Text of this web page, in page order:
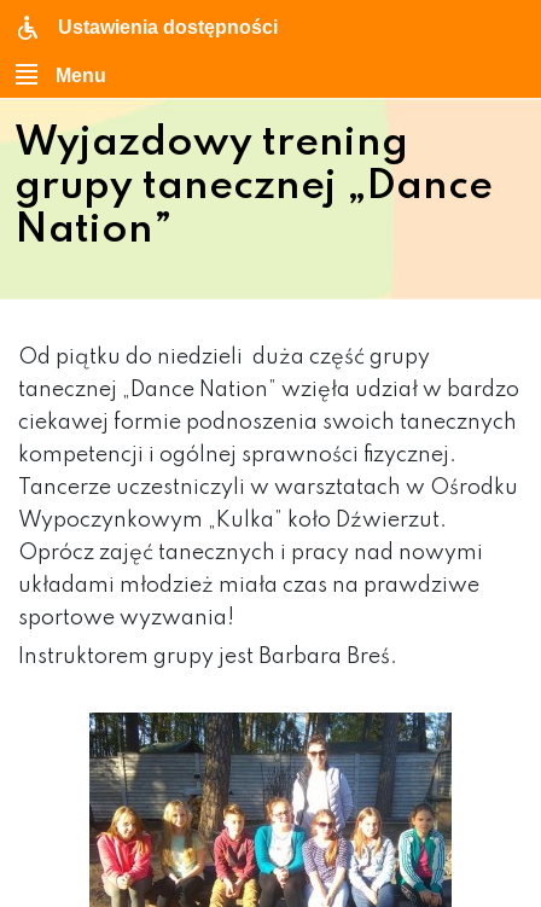
Ustawienia dostępności
Menu
Wyjazdowy trening
grupy tanecznej „Dance
Nation”
Od piątku do niedzieli duża część grupy
tanecznej „Dance Nation” wzięła udział w bardzo
ciekawej formie podnoszenia swoich tanecznych
kompetencji i ogólnej sprawności fizycznej.
Tancerze uczestniczyli w warsztatach w Ośrodku
Wypoczynkowym „Kulka” koło Dźwierzut.
Oprócz zajęć tanecznych i pracy nad nowymi
układami młodzież miała czas na prawdziwe
sportowe wyzwania!
Instruktorem grupy jest Barbara Breś.